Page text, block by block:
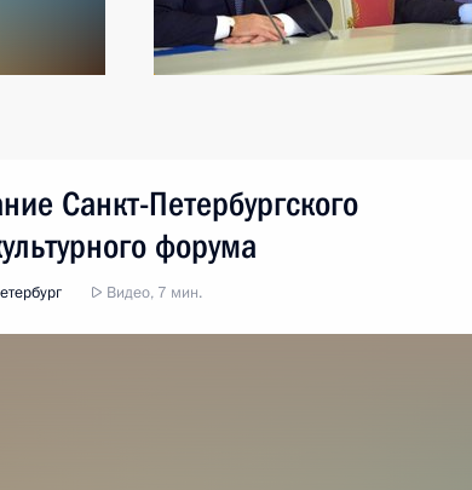
Санкт-Петербургского
форума
Видео, 7 мин.